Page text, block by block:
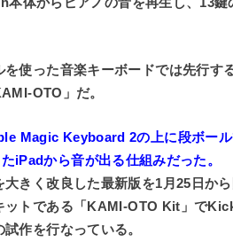
本体からピアノの音を再生し、13
使った音楽キーボードでは先行す
OTO」だ。
Magic Keyboard 2の上に段ボール
iPadから音が出る仕組みだった。
大きく改良した最新版を1月25日か
ットである「KAMI-OTO Kit」で
作を行なっている。